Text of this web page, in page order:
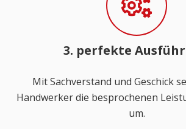
3. perfekte
Mit Sachverstand und Geschick
Handwerker die besprochenen
um.